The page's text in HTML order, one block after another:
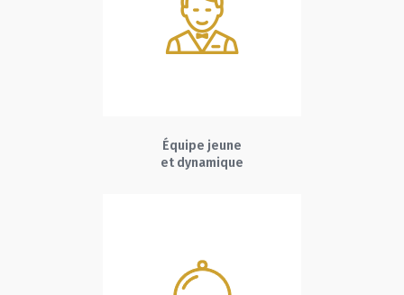
Équipe jeune
et dynamique